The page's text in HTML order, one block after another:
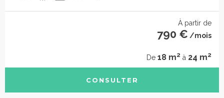
À partir de
790 € /mois
De 18 m2 à 24 m2
CONSULTER